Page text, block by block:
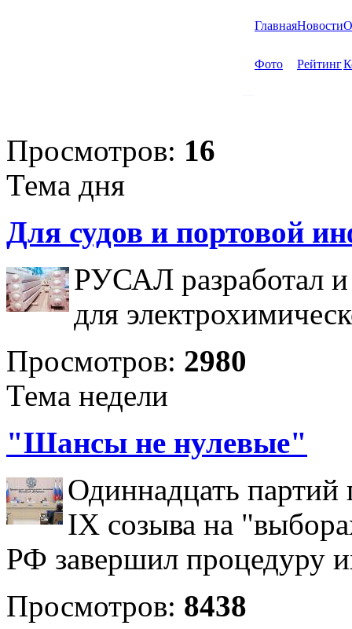
ГлавнаяНовости
Фото Рейтинг
Просмотров: 16
Тема дня
Для судов и портовой
РУСАЛ разработал и
для
Просмотров: 2980
Тема недели
"Шансы не нулевые"
Одиннадцать партий
IX созыва на
РФ завершил процедуру
Просмотров: 8438